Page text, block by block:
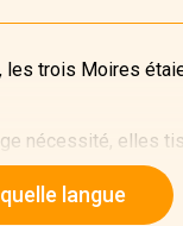
trois Moires
nécessité, elles
à Clotho de
même a parfois
langue